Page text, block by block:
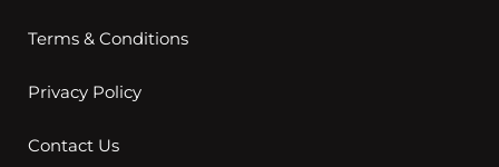
Terms & Conditions
Privacy Policy
Contact Us